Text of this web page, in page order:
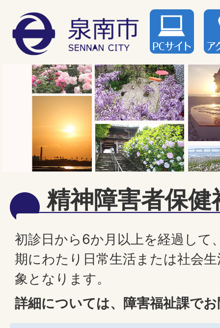
精神障害者保健
初診日から6か月以上を経過して
期にわたり日常生活または社会
象となります。
詳細については、障害福祉課で